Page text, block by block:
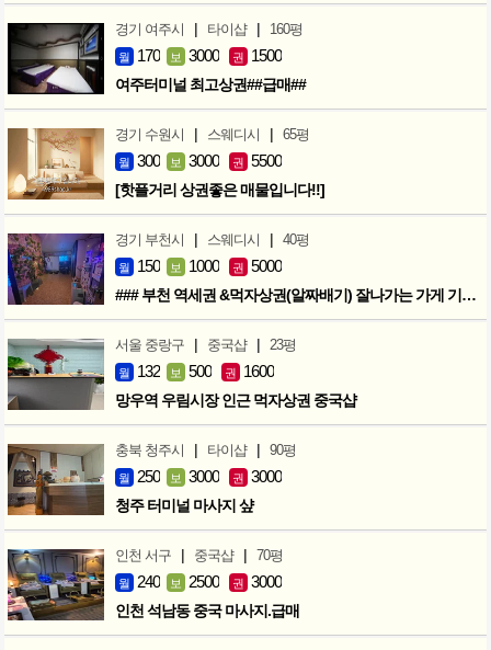
경기 여주시 | 타이샵 | 160평
월 170 보 3000 권 1500
여주터미널 최고상권##급매##
경기 수원시 | 스웨디시 | 65평
월 300 보 3000 권 5500
[핫플거리 상권좋은 매물입니다!!]
경기 부천시 | 스웨디시 | 40평
월 150 보 1000 권 5000
### 부천 역세권 &먹자상권(알짜배기) 잘나가는 가게 기회입니다 ###
서울 중랑구 | 중국샵 | 23평
월 132 보 500 권 1600
망우역 우림시장 인근 먹자상권 중국샵
충북 청주시 | 타이샵 | 90평
월 250 보 3000 권 3000
청주 터미널 마사지 샾
인천 서구 | 중국샵 | 70평
월 240 보 2500 권 3000
인천 석남동 중국 마사지.급매